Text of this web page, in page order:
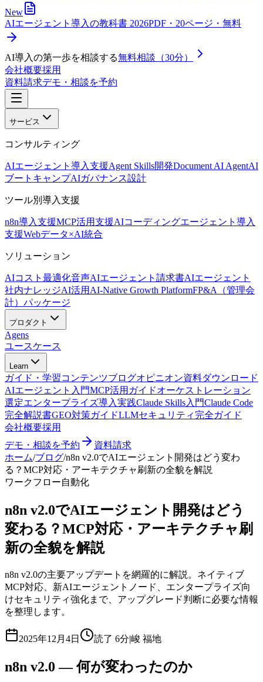
New
AIエージェント導入の教科書 2026PDF・20ページ・無料
AI導入の第一歩を相談する無料相談（30分）
会社概要採用
資料請求デモ・相談を予約
サービス
コンサルティング
AIエージェント導入支援Agent Skills開発Document AI AgentAI
ブートキャンプAIガバナンス設計
ツール別導入支援
n8n導入支援MCP活用支援AIコーディングエージェント導入
支援Webデータ×AI統合
ソリューション
AIコスト最適化音声AIエージェント 請求書AIエージェント
社内ナレッジAI活用 AI-Native Growth PlatformFP&A（管理会
計）パッケージ
プロダクト
Agens
ユースケース
Learn
ガイド・学習コンテンツブログオピニオン資料ダウンロード
AIエージェント入門MCP活用ガイドオーケストレーション
選定エンタープライズ導入実践Claude Skills入門Claude Code
完全解説書GEO対策ガイドLLMセキュリティ完全ガイド
会社概要採用
デモ・相談を予約
資料請求
ホーム/ブログ/n8n v2.0でAIエージェント開発はどう変わ
る？MCP対応・アーキテクチャ刷新の全貌を解説
ワークフロー自動化
n8n v2.0でAIエージェント開発はどう
変わる？MCP対応・アーキテクチャ刷
新の全貌を解説
n8n v2.0の主要アップデートを網羅的に解説。ネイティブ
MCP対応、新AIエージェントノード、エンタープライズ向
けセキュリティ強化まで、アップグレード判断に必要な情報
を整理します。
2025年12月4日 読了 6分|峻 福地
n8n v2.0 — 何が変わったのか